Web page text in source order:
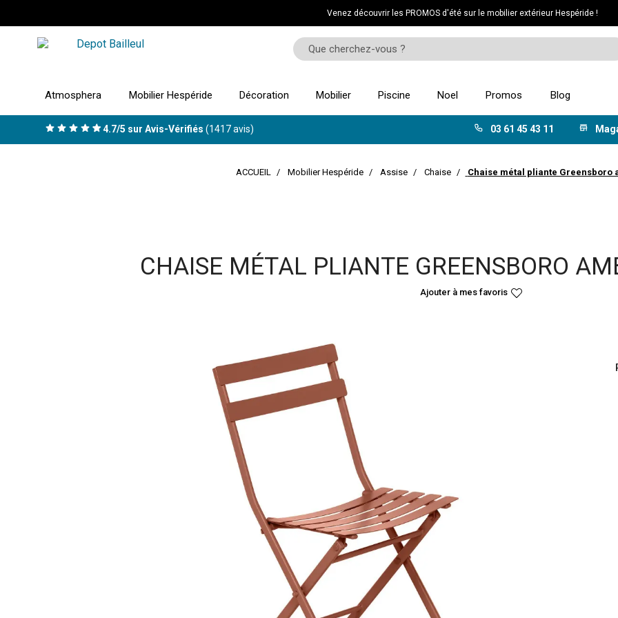
Venez découvrir les PROMOS d'été sur le mobilier extérieur Hespéride !
Atmosphera Mobilier Hespéride Décoration Mobilier Piscine Noel Promos Blog
4.7/5 sur Avis-Vérifiés (1417 avis) 03 61 45 43 11
ACCUEIL Mobilier Hespéride Assise Chaise Chaise métal pliante Greensboro
CHAISE MÉTAL PLIANTE GREENSBORO